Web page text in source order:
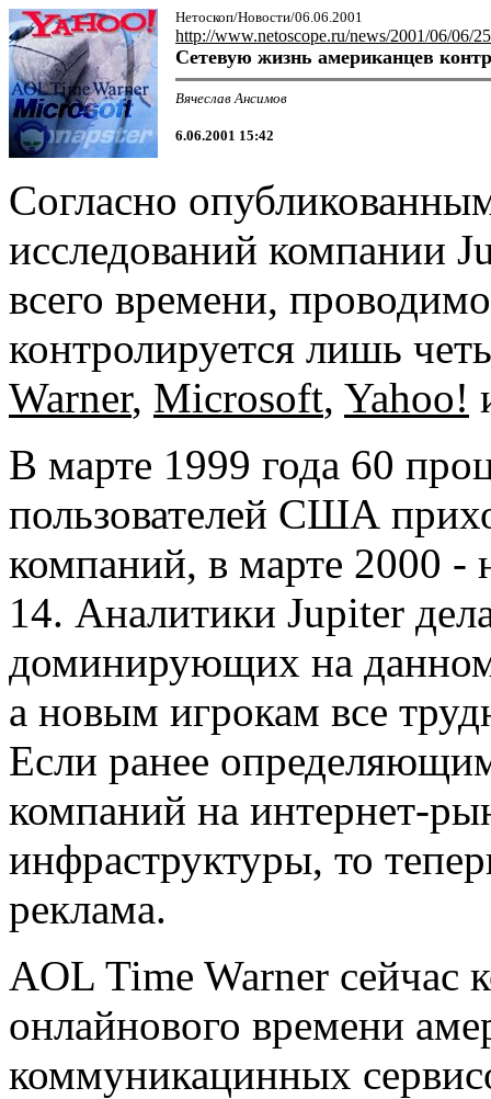
Нетоскоп/Новости/06.06.2001
http://www.netoscope.ru/news/2001/06/06/
Сетевую жизнь американцев
Вячеслав Ансимов
6.06.2001 15:42
Согласно
исследований компании
всего времени,
контролируется лишь
Warner, Microsoft, Yahoo!
В марте 1999 года 60
пользователей США
компаний, в марте 2000 -
14. Аналитики Jupiter
доминирующих на
а новым игрокам все
Если ранее
компаний на интернет-
инфраструктуры, то
реклама.
AOL Time Warner сейчас
онлайнового времени
коммуникацинных